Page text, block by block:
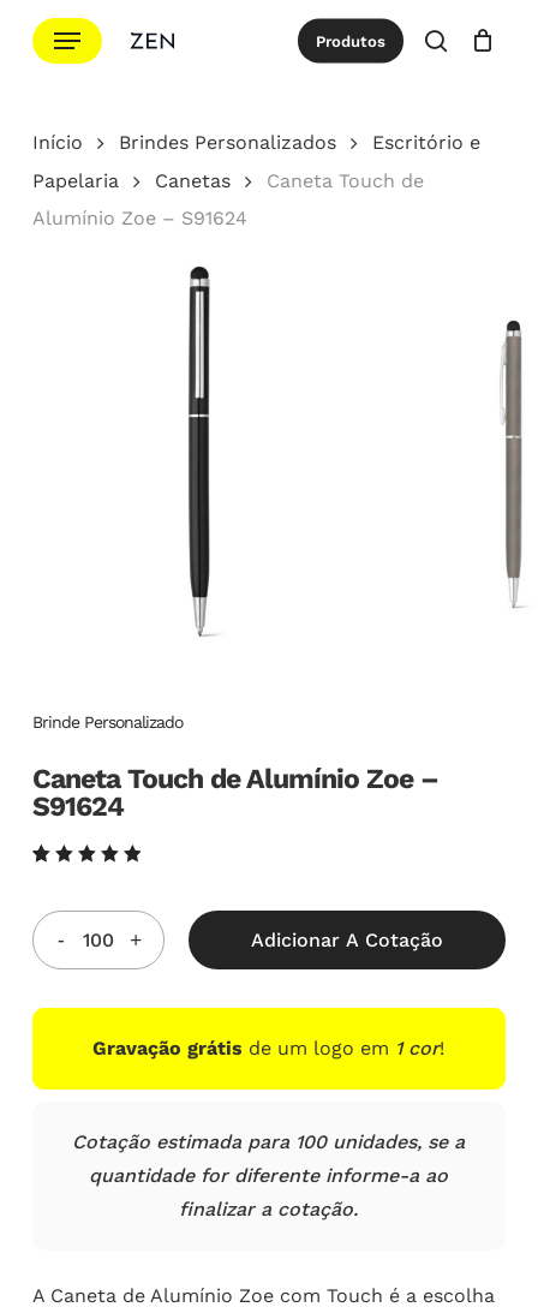
para
principal
Menu Produtos
procurar
Cotação Close
Início Brindes Personalizados
Escritório e
Papelaria
Canetas
Caneta Touch de
Alumínio Zoe – S91624
Brinde Personalizado
Caneta Touch de Alumínio Zoe –
S91624
5.00de
5, com
baseado
em
clientes
Adicionar A Cotação
Gravação grátis de um logo em 1 cor!
Cotação estimada para 100 unidades, se a
quantidade for diferente informe-a ao
finalizar a cotação.
A Caneta de Alumínio Zoe com Touch é a escolha